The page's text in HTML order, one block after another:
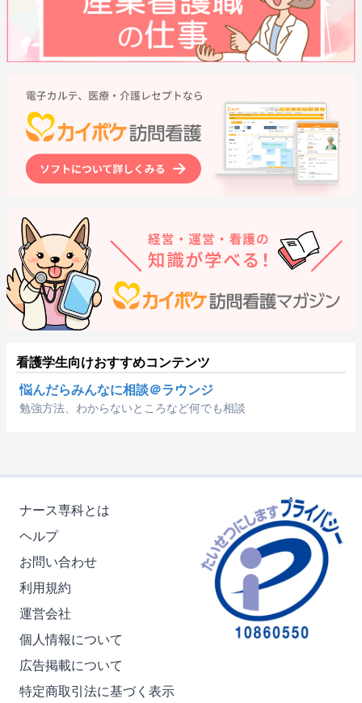
看護学生向けおすすめコンテンツ
悩んだらみんなに相談＠ラウンジ
勉強方法、わからないところなど何でも相談
ナース専科とは
ヘルプ
お問い合わせ
利用規約
運営会社
個人情報について
広告掲載について
特定商取引法に基づく表示